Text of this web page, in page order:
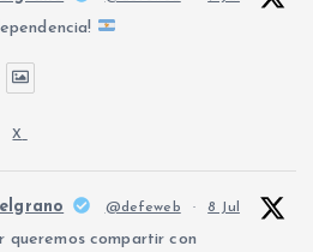
X
@defeweb · 8 Jul
queremos compartir con